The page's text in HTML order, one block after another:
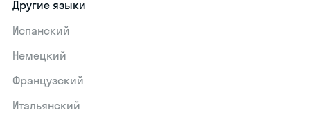
Другие языки
Испанский
Немецкий
Французский
Итальянский